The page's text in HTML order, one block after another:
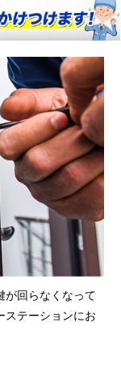
が回らなくなって
ステーションにお